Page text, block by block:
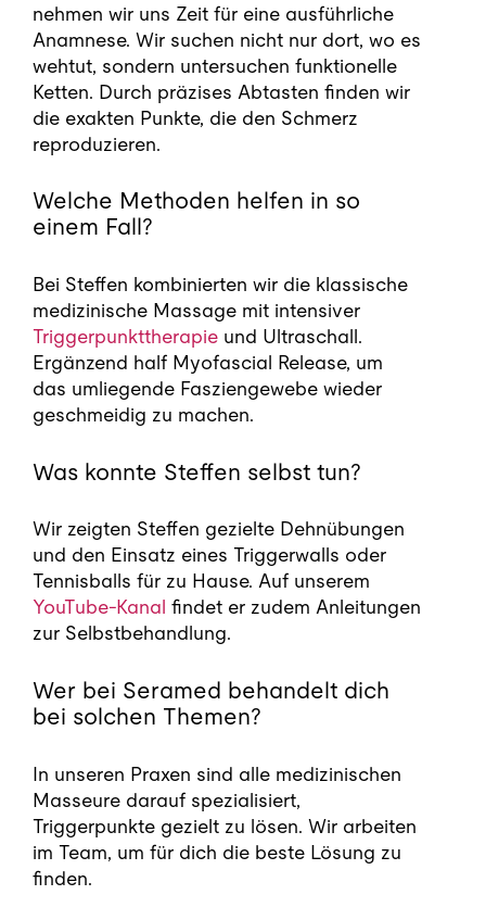
nehmen wir uns Zeit für eine ausführliche
Anamnese. Wir suchen nicht nur dort, wo es
wehtut, sondern untersuchen funktionelle
Ketten. Durch präzises Abtasten finden wir
die exakten Punkte, die den Schmerz
reproduzieren.
Welche Methoden helfen in so
einem Fall?
Bei Steffen kombinierten wir die klassische
medizinische Massage mit intensiver
Triggerpunkttherapieund Ultraschall.
Ergänzend half Myofascial Release, um
das umliegende Fasziengewebe wieder
geschmeidig zu machen.
Was konnte Steffen selbst tun?
Wir zeigten Steffen gezielte Dehnübungen
und den Einsatz eines Triggerwalls oder
Tennisballs für zu Hause. Auf unserem
YouTube-Kanal findet er zudem Anleitungen
zur Selbstbehandlung.
Wer bei Seramed behandelt dich
bei solchen Themen?
In unseren Praxen sind alle medizinischen
Masseure darauf spezialisiert,
Triggerpunkte gezielt zu lösen. Wir arbeiten
im Team, um für dich die beste Lösung zu
finden.